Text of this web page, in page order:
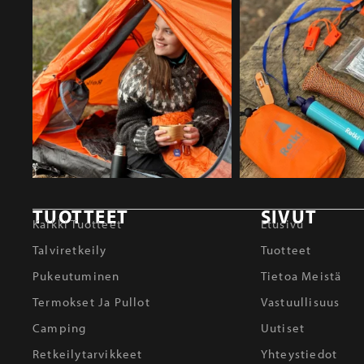
TUOTTEET
Kaikki Tuotteet
Talviretkeily
Pukeutuminen
Termokset Ja Pullot
Camping
Retkeilytarvikkeet
SIVUT
Etusivu
Tuotteet
Tietoa Meistä
Vastuullisuus
Uutiset
Yhteystiedot